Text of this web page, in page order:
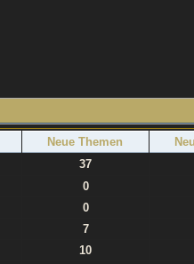
Neue Themen
37
0
0
7
10